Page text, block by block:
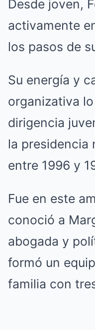
Desde joven,
activamente
los pasos de
Su energía y
organizativa
dirigencia
la presidencia
entre 1996 y
Fue en este
conoció a
abogada y
formó un
familia con